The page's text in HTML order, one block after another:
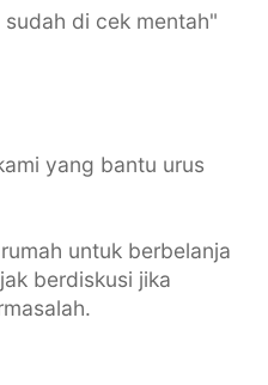
di cek mentah"
yang bantu urus
untuk berbelanja
berdiskusi jika